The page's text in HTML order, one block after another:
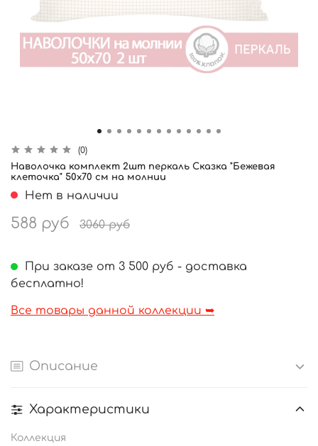
(0)
Наволочка комплект 2шт перкаль Сказка "Бежевая
клеточка" 50x70 см на молнии
Нет в наличии
588 руб 3060 руб
При заказе от 3 500 руб - доставка
бесплатно!
Все товары данной коллекции ➥
Описание
Характеристики
Коллекция